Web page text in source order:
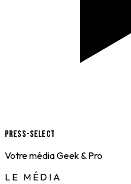
Press-Select
Votre média Geek & Pro
LE MÉDIA